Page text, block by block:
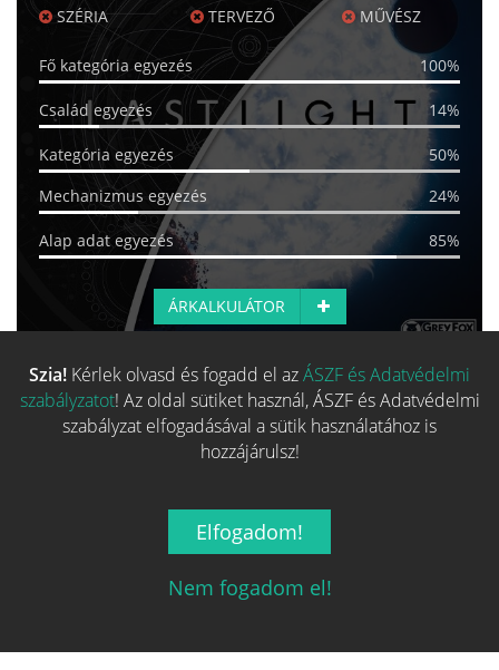
SZÉRIA TERVEZŐ MŰVÉSZ
Fő kategória egyezés 100%
Család egyezés 14%
Kategória egyezés
50%
Mechanizmus egyezés
24%
Alap adat egyezés 85%
ÁRKALKULÁTOR
Több hasonló játék keresése
Szia! Kérlek olvasd és fogadd el azÁSZF és Adatvédelmi
szabályzatot! Az oldal sütiket használ, ÁSZF és Adatvédelmi
szabályzat elfogadásával a sütik használatához is
hozzájárulsz!
Elfogadom!
Nem fogadom el!